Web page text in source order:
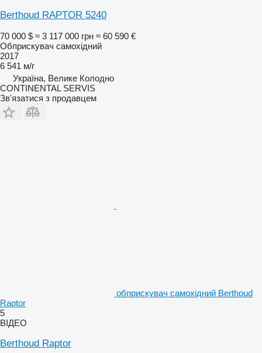
Berthoud RAPTOR 5240
70 000 $ ≈ 3 117 000 грн ≈ 60 590 €
Обприскувач самохідний
2017
6 541 м/г
Україна, Велике Колодно
CONTINENTAL SERVIS
Зв'язатися з продавцем
обприскувач самохідний Berthoud
Raptor
5
ВІДЕО
Berthoud Raptor